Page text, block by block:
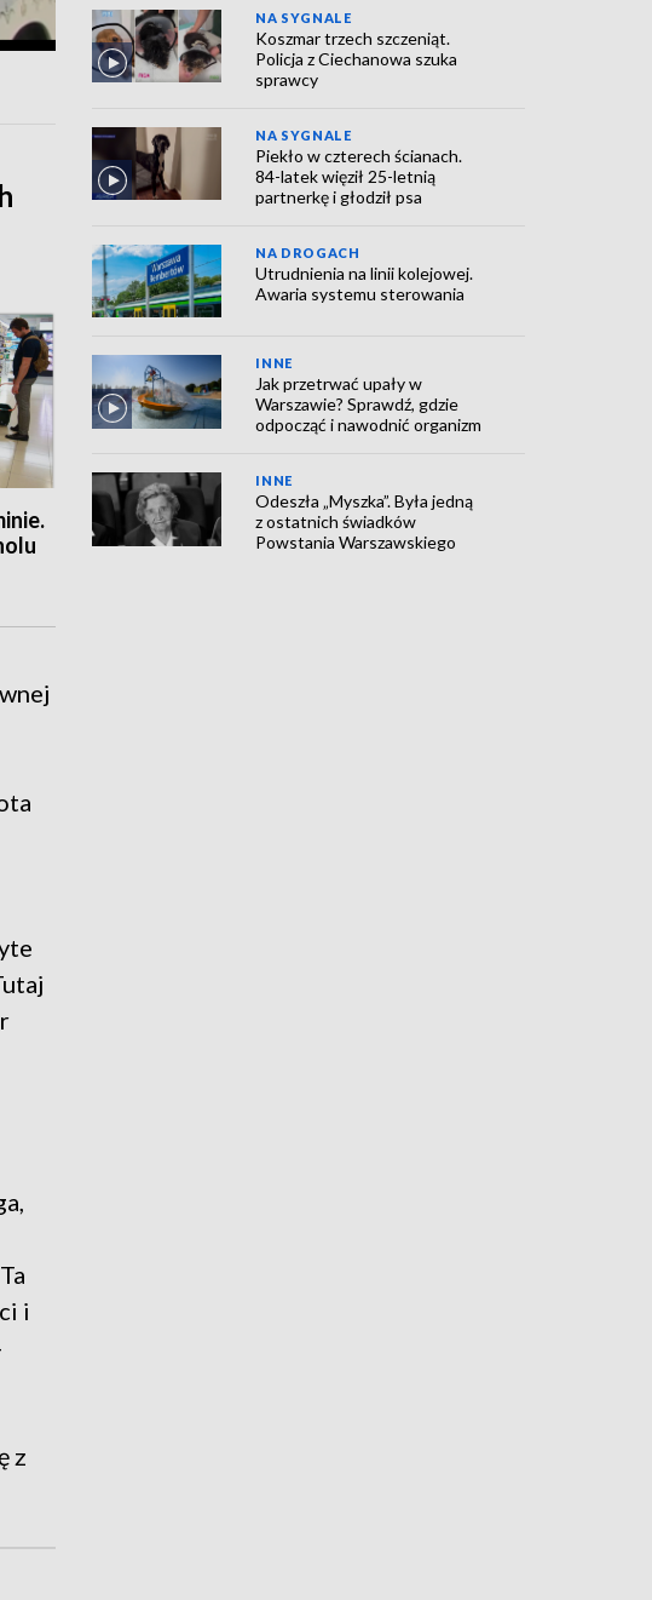
i
z
NA SYGNALE
Koszmar trzech szczeniąt.
Policja z Ciechanowa szuka
sprawcy
NA SYGNALE
Piekło w czterech ścianach.
84-latek więził 25-letnią
partnerkę i głodził psa
NA DROGACH
Utrudnienia na linii kolejowej.
Awaria systemu sterowania
INNE
Jak przetrwać upały w
Warszawie? Sprawdź, gdzie
odpocząć i nawodnić organizm
INNE
Odeszła „Myszka”. Była jedną
z ostatnich świadków
Powstania Warszawskiego